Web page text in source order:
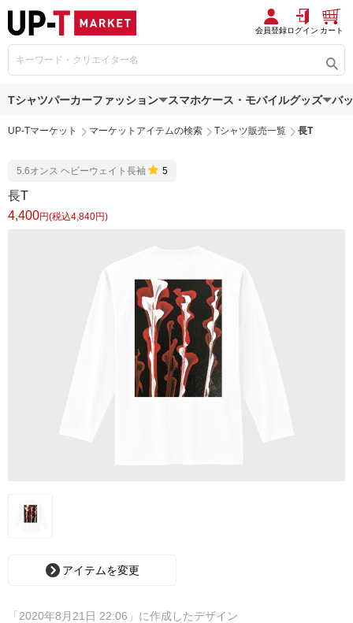
会員登録ログイン カート
Tシャツパーカーファッション スマホケース・モバイルグッズ バ
UP-Tマーケット マーケットアイテムの検索 Tシャツ販売一覧 長T
5.6オンス ヘビーウェイト長袖 5
長T
4,400円(税込4,840円)
アイテムを変更
「2020年8月21日 22:06」に作成したデザイン